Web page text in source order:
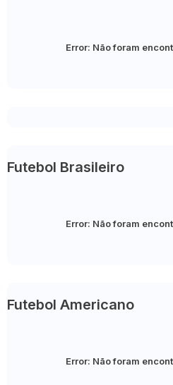
Error: Não foram
Futebol Brasileiro
Error: Não foram
Futebol Americano
Error: Não foram